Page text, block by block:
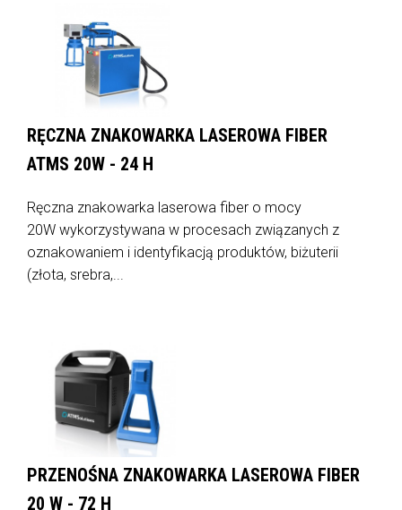
RĘCZNA ZNAKOWARKA LASEROWA FIBER
ATMS 20W - 24 H
Ręczna znakowarka laserowa fiber o mocy
20W wykorzystywana w procesach związanych z
oznakowaniem i identyfikacją produktów, biżuterii
(złota, srebra,...
PRZENOŚNA ZNAKOWARKA LASEROWA FIBER
20 W - 72 H